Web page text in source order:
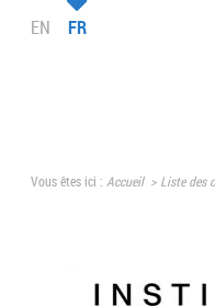
EN FR
Vous êtes ici : Accueil Liste des